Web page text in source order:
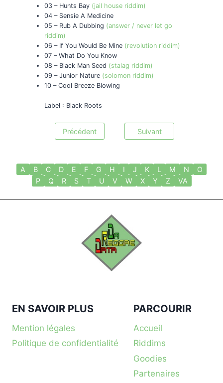
03 – Hunts Bay (jail house riddim)
04 – Sensie A Medicine
05 – Rub A Dubbing (answer / never let go
riddim)
06 – If You Would Be Mine (revolution riddim)
07 – What Do You Know
08 – Black Man Seed (stalag riddim)
09 – Junior Nature (solomon riddim)
10 – Cool Breeze Blowing
Label : Black Roots
Précédent Suivant
A B C D E F G H I J K L M N
O
P
Q R S T U V W X Y Z VA
EN SAVOIR PLUS
Mention légales
Politique de confidentialité
PARCOURIR
Accueil
Riddims
Goodies
Partenaires